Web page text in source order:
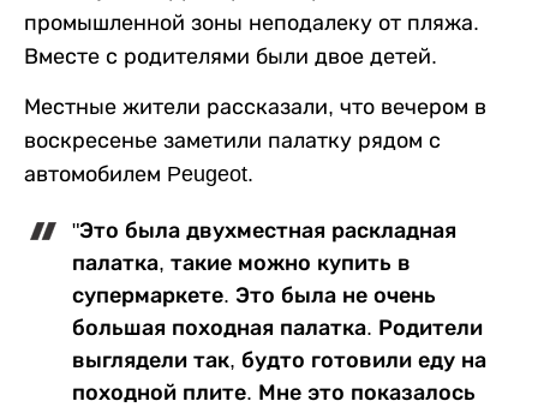
промышленной зоны неподалеку от пляжа.
Вместе с родителями были двое детей.
Местные жители рассказали, что вечером в
воскресенье заметили палатку рядом с
автомобилем Peugeot.
"Это была двухместная раскладная
палатка, такие можно купить в
супермаркете. Это была не очень
большая походная палатка. Родители
выглядели так, будто готовили еду на
походной плите. Мне это показалось